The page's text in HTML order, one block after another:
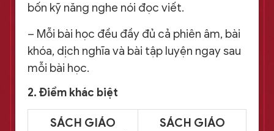
bốn kỹ năng nghe nói đọc viết.
– Mỗi bài học đều đầy đủ cả phiên âm, bài
khóa, dịch nghĩa và bài tập luyện ngay sau
mỗi bài học.
2. Điểm khác biệt
SÁCH GIÁO
SÁCH GIÁO